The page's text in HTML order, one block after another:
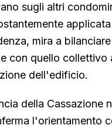
sugli altri
mira a
con quello collettivo
dell'edificio.
della Cassazione
l'orientamento